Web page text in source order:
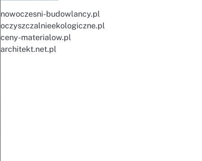
nowoczesni-budowlancy.pl
oczyszczalnieekologiczne.pl
ceny-materialow.pl
architekt.net.pl